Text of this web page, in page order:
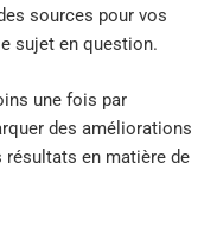
sources pour vos
sujet en question.
une fois par
des améliorations
en matière de